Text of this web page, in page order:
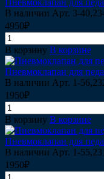
В наличии Арт. 3-
4950₽
В корзину В корзине
Пневмоклапан для
В наличии Арт. 1-
1950₽
В корзину В корзине
Пневмоклапан для
В наличии Арт. 1-
1950₽